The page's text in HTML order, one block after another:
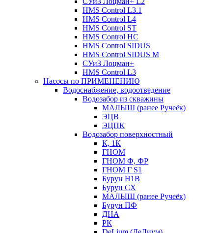
HMS Control L3.1
HMS Control L4
HMS Control ST
HMS Control HC
HMS Control SIDUS
HMS Control SIDUS M
СУиЗ Лоцман+
HMS Control L3
Насосы по ПРИМЕНЕНИЮ
Водоснабжение, водоотведение
Водозабор из скважины
МАЛЫШ (ранее Ручеёк)
ЭЦВ
ЭЦПК
Водозабор поверхностный
К, 1К
ГНОМ
ГНОМ Ф, ФР
ГНОМ Г S1
Бурун Н1В
Бурун СХ
МАЛЫШ (ранее Ручеёк)
Бурун ПФ
ДНА
РК